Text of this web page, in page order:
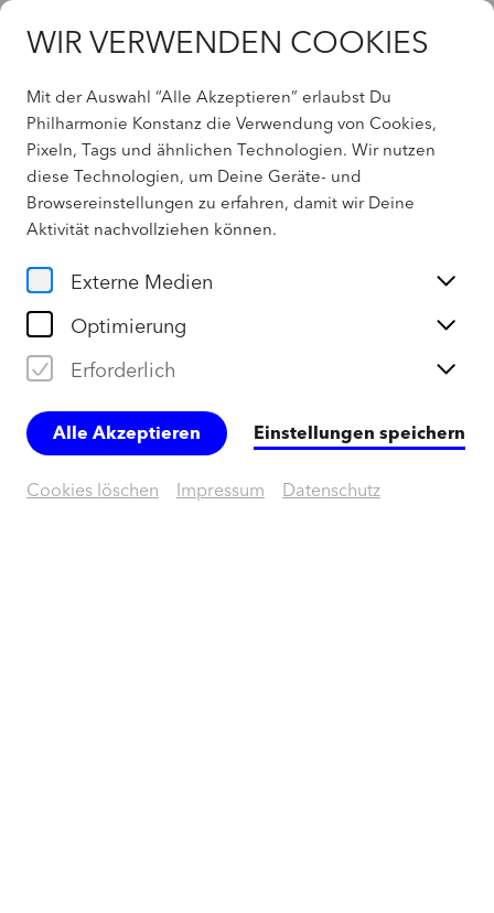
WIR VERWENDEN COOKIES
Mit der Auswahl “Alle Akzeptieren” erlaubst Du
Philharmonie Konstanz die Verwendung von Cookies,
Pixeln, Tags und ähnlichen Technologien. Wir nutzen
diese Technologien, um Deine Geräte- und
Browsereinstellungen zu erfahren, damit wir Deine
Aktivität nachvollziehen können.
Externe Medien
Optimierung
Erforderlich
Alle Akzeptieren Einstellungen speichern
Cookies löschen Impressum Datenschutz
Home
Aktuelles